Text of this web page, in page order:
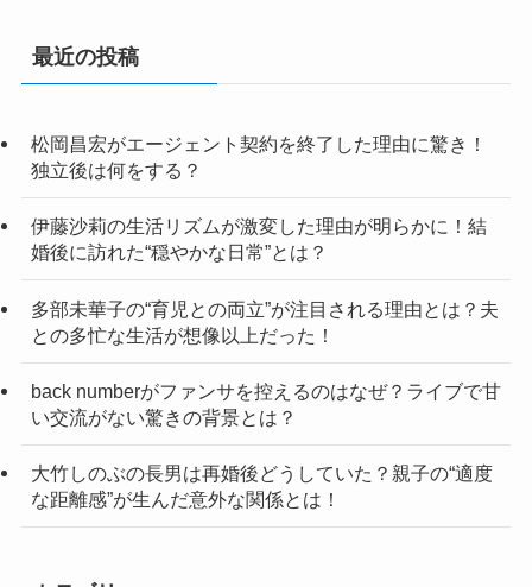
最近の投稿
松岡昌宏がエージェント契約を終了した理由に驚き！
独立後は何をする？
伊藤沙莉の生活リズムが激変した理由が明らかに！結
婚後に訪れた“穏やかな日常”とは？
多部未華子の“育児との両立”が注目される理由とは？夫
との多忙な生活が想像以上だった！
back numberがファンサを控えるのはなぜ？ライブで甘
い交流がない驚きの背景とは？
大竹しのぶの長男は再婚後どうしていた？親子の“適度
な距離感”が生んだ意外な関係とは！